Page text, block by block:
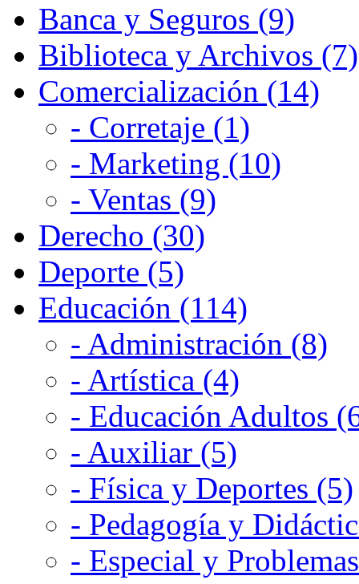
Banca y Seguros (9)
Biblioteca y Archivos (7)
Comercialización (14)
- Corretaje (1)
- Marketing (10)
- Ventas (9)
Derecho (30)
Deporte (5)
Educación (114)
- Administración (8)
- Artística (4)
- Educación Adultos
- Auxiliar (5)
- Física y Deportes (5)
- Pedagogía y
- Especial y